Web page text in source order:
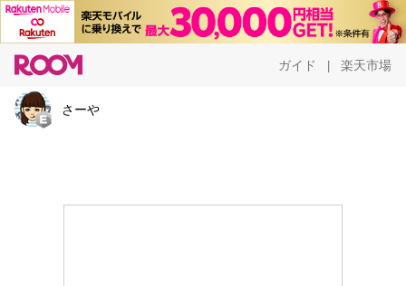
ガイド 楽天市場
さーや